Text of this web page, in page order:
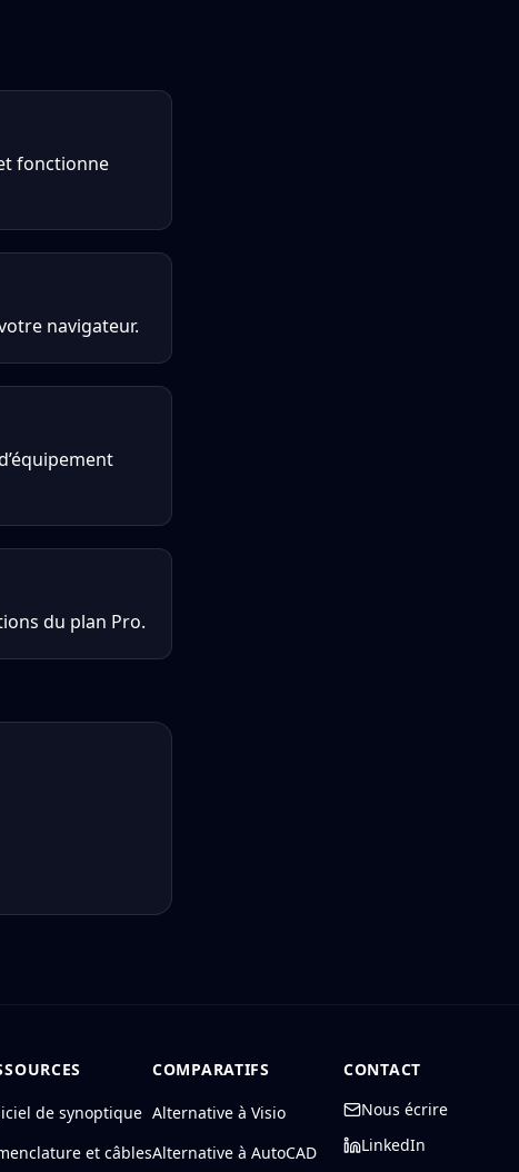
fonctionne
navigateur.
du plan Pro.
de synoptique
et câbles
COMPARATIFS
Alternative à Visio
Alternative à AutoCAD
CONTACT
Nous écrire
LinkedIn